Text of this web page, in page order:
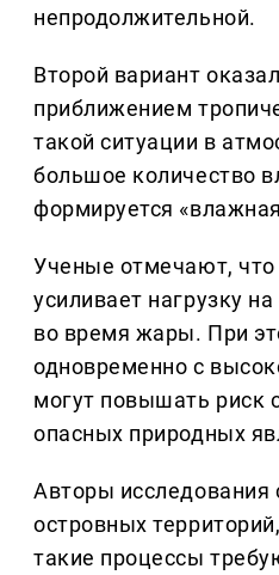
непродолжительной.
Второй вариант
приближением
такой ситуации в
большое количество
формируется
Ученые отмечают,
усиливает нагрузку
во время жары. При
одновременно с
могут повышать риск
опасных природных
Авторы исследования
островных
такие процессы